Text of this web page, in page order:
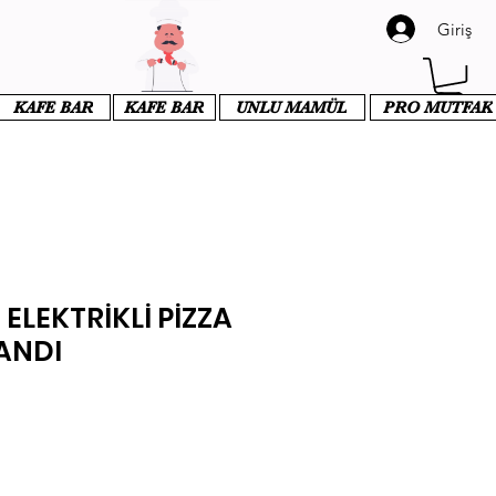
Giriş
KAFE BAR KAFE BAR UNLU MAMÜL PRO MUTFAK
PİZZA